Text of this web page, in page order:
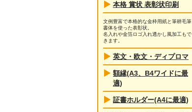
本格 賞状 表彰状印刷
文例豊富で本格的な金枠用紙と筆耕毛筆
書体を使った表彰状。
名入れや金箔ロゴ入れ透かし風加工もで
きます。
英文・欧文・ディプロマ
額縁(A3、B4ワイドに最
適)
証書ホルダー(A4に最適)